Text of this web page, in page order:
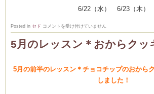
6/22（水） 6/23（木）
Posted in セド 6
レ
ッ
お
知
コメントを受け付けていません
5月のレッスン＊おからクッ
5月の前半のレッスン＊チョコチップのおから
しました！